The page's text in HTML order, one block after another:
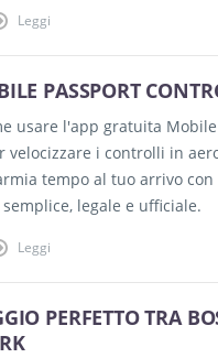
Leggi
PASSPORT
usare l'app gratuita
velocizzare i controlli in
tempo al tuo arrivo con
legale e ufficiale.
Leggi
PERFETTO TRA